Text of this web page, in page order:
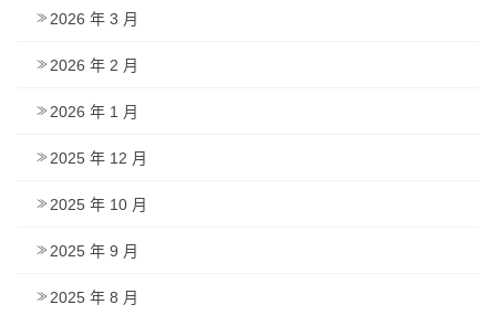
2026 年 3 月
2026 年 2 月
2026 年 1 月
2025 年 12 月
2025 年 10 月
2025 年 9 月
2025 年 8 月